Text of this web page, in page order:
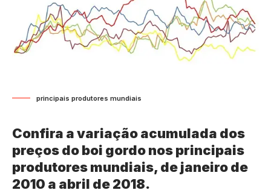
principais produtores mundiais
Confira a variação acumulada dos
preços do boi gordo nos principais
produtores mundiais, de janeiro de
2010 a abril de 2018.